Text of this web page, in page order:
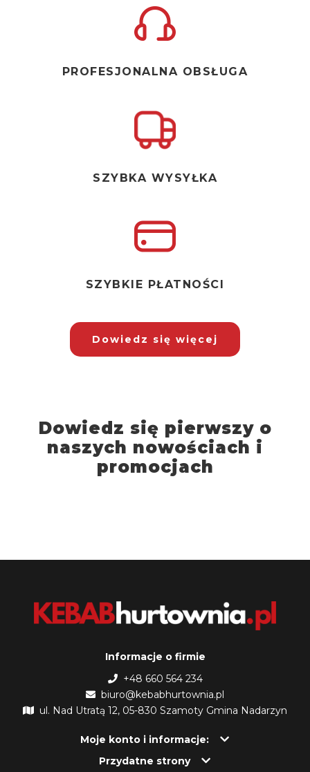
PROFESJONALNA OBSŁUGA
SZYBKA WYSYŁKA
SZYBKIE PŁATNOŚCI
Dowiedz się więcej
Dowiedz się pierwszy o
naszych nowościach i
promocjach
Informacje o firmie
+48 660 564 234
biuro@kebabhurtownia.pl
ul. Nad Utratą 12, 05-830 Szamoty Gmina Nadarzyn
Moje konto i informacje:
Przydatne strony